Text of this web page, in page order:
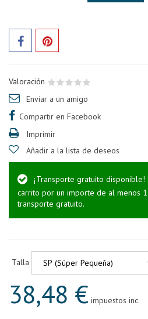
Valoración
Enviar a un amigo
Compartir en Facebook
Imprimir
Añadir a la lista de deseos
¡Transporte gratuito disponible!
carrito por un importe de al menos
transporte gratuito.
Talla
38,48 € impuestos inc.